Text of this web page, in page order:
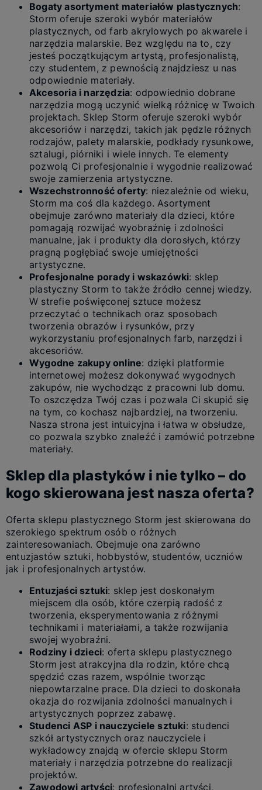
Bogaty asortyment materiałów plastycznych:
Storm oferuje szeroki wybór materiałów
plastycznych, od farb akrylowych po akwarele i
narzędzia malarskie. Bez względu na to, czy
jesteś początkującym artystą, profesjonalistą,
czy studentem, z pewnością znajdziesz u nas
odpowiednie materiały.
Akcesoria i narzędzia: odpowiednio dobrane
narzędzia mogą uczynić wielką różnicę w Twoich
projektach. Sklep Storm oferuje szeroki wybór
akcesoriów i narzędzi, takich jak pędzle różnych
rodzajów, palety malarskie, podkłady rysunkowe,
sztalugi, piórniki i wiele innych. Te elementy
pozwolą Ci profesjonalnie i wygodnie realizować
swoje zamierzenia artystyczne.
Wszechstronność oferty: niezależnie od wieku,
Storm ma coś dla każdego. Asortyment
obejmuje zarówno materiały dla dzieci, które
pomagają rozwijać wyobraźnię i zdolności
manualne, jak i produkty dla dorosłych, którzy
pragną pogłębiać swoje umiejętności
artystyczne.
Profesjonalne porady i wskazówki: sklep
plastyczny Storm to także źródło cennej wiedzy.
W strefie poświęconej sztuce możesz
przeczytać o technikach oraz sposobach
tworzenia obrazów i rysunków, przy
wykorzystaniu profesjonalnych farb, narzędzi i
akcesoriów.
Wygodne zakupy online: dzięki platformie
internetowej możesz dokonywać wygodnych
zakupów, nie wychodząc z pracowni lub domu.
To oszczędza Twój czas i pozwala Ci skupić się
na tym, co kochasz najbardziej, na tworzeniu.
Nasza strona jest intuicyjna i łatwa w obsłudze,
co pozwala szybko znaleźć i zamówić potrzebne
materiały.
Sklep dla plastyków i nie tylko – do
kogo skierowana jest nasza oferta?
Oferta sklepu plastycznego Storm jest skierowana do
szerokiego spektrum osób o różnych
zainteresowaniach. Obejmuje ona zarówno
entuzjastów sztuki, hobbystów, studentów, uczniów
jak i profesjonalnych artystów.
Entuzjaści sztuki: sklep jest doskonałym
miejscem dla osób, które czerpią radość z
tworzenia, eksperymentowania z różnymi
technikami i materiałami, a także rozwijania
swojej wyobraźni.
Rodziny i dzieci: oferta sklepu plastycznego
Storm jest atrakcyjna dla rodzin, które chcą
spędzić czas razem, wspólnie tworząc
niepowtarzalne prace. Dla dzieci to doskonała
okazja do rozwijania zdolności manualnych i
artystycznych poprzez zabawę.
Studenci ASP i nauczyciele sztuki: studenci
szkół artystycznych oraz nauczyciele i
wykładowcy znajdą w ofercie sklepu Storm
materiały i narzędzia potrzebne do realizacji
projektów.
Zawodowi artyści: profesjonalni artyści,